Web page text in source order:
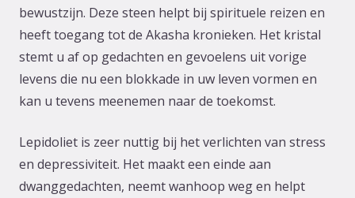
bewustzijn. Deze steen helpt bij spirituele reizen en
heeft toegang tot de Akasha kronieken. Het kristal
stemt u af op gedachten en gevoelens uit vorige
levens die nu een blokkade in uw leven vormen en
kan u tevens meenemen naar de toekomst.
Lepidoliet is zeer nuttig bij het verlichten van stress
en depressiviteit. Het maakt een einde aan
dwanggedachten, neemt wanhoop weg en helpt